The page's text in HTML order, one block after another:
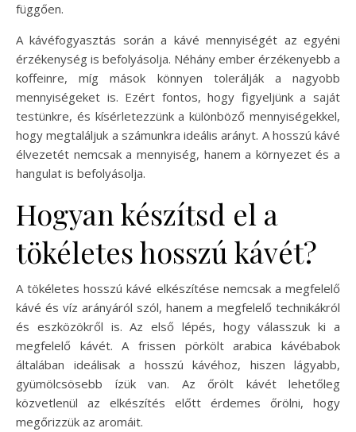
függően.
A kávéfogyasztás során a kávé mennyiségét az egyéni
érzékenység is befolyásolja. Néhány ember érzékenyebb a
koffeinre, míg mások könnyen tolerálják a nagyobb
mennyiségeket is. Ezért fontos, hogy figyeljünk a saját
testünkre, és kísérletezzünk a különböző mennyiségekkel,
hogy megtaláljuk a számunkra ideális arányt. A hosszú kávé
élvezetét nemcsak a mennyiség, hanem a környezet és a
hangulat is befolyásolja.
Hogyan készítsd el a
tökéletes hosszú kávét?
A tökéletes hosszú kávé elkészítése nemcsak a megfelelő
kávé és víz arányáról szól, hanem a megfelelő technikákról
és eszközökről is. Az első lépés, hogy válasszuk ki a
megfelelő kávét. A frissen pörkölt arabica kávébabok
általában ideálisak a hosszú kávéhoz, hiszen lágyabb,
gyümölcsösebb ízük van. Az őrölt kávét lehetőleg
közvetlenül az elkészítés előtt érdemes őrölni, hogy
megőrizzük az aromáit.